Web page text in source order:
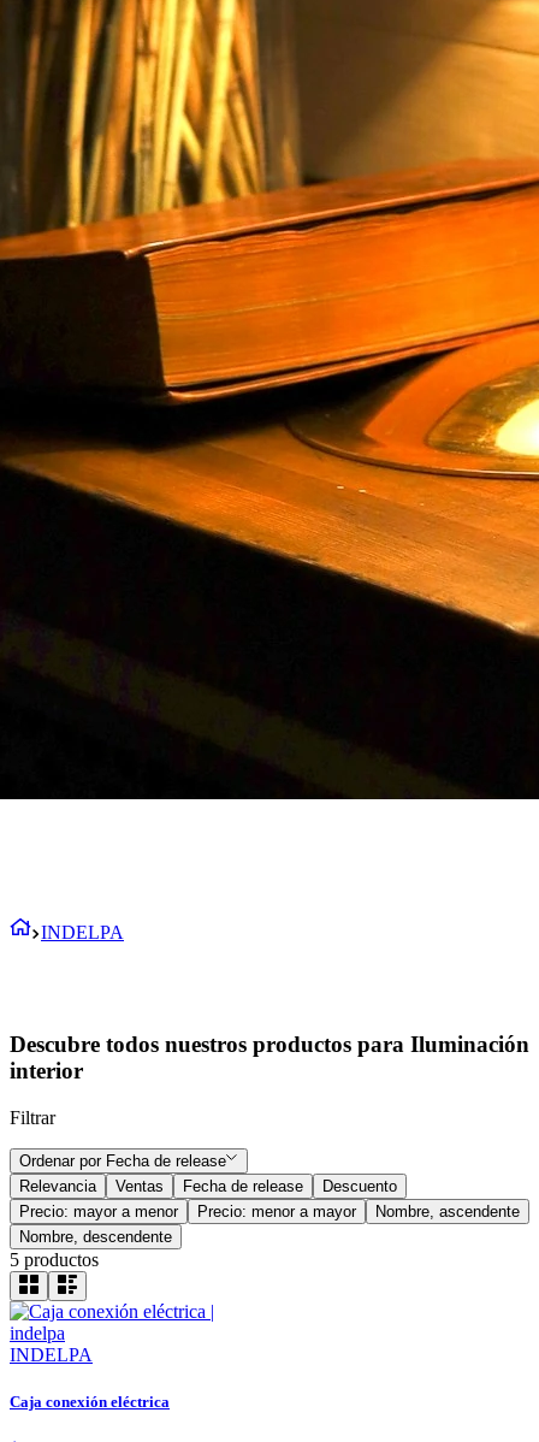
INDELPA
Descubre todos nuestros productos para Iluminación
interior
Filtrar
Ordenar por Fecha de release
Relevancia
Ventas Fecha de release
Descuento
Precio: mayor a menor
Precio: menor a mayor
Nombre, ascendente
Nombre, descendente
5 productos
INDELPA
Caja conexión eléctrica